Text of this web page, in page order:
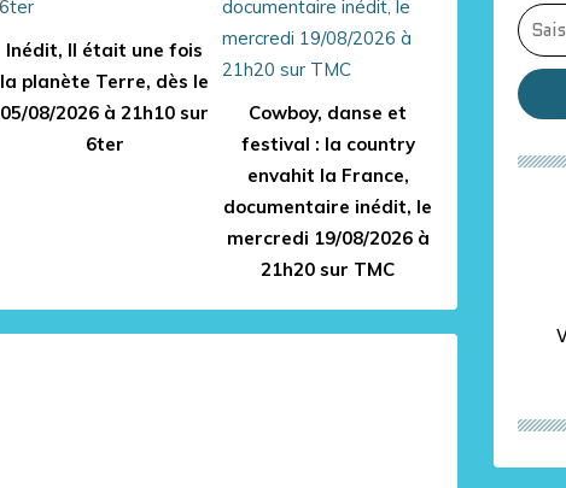
Inédit, Il était une fois
la planète Terre, dès le
05/08/2026 à 21h10 sur
6ter
Cowboy, danse et
festival : la country
envahit la France,
documentaire inédit, le
mercredi 19/08/2026 à
21h20 sur TMC